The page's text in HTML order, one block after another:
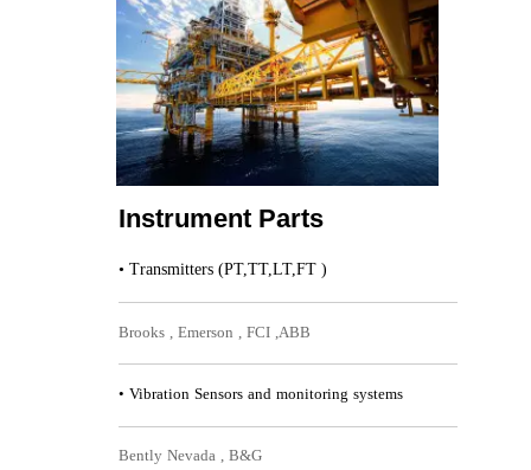
Instrument Parts​​​​​​​
• Transmitters (PT,TT,LT,FT )​​​​​​​
• Vibration Sensors and monitoring systems
Brooks , Emerson , FCI ,ABB​​​​​​​
Bently Nevada , B&G​​​​​​​